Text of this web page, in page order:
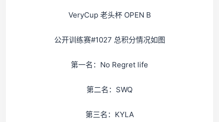
VeryCup 老头杯 OPEN B
公开训练赛#1027 总积分情况如图
第一名：No Regret life
第二名：SWQ
第三名：KYLA